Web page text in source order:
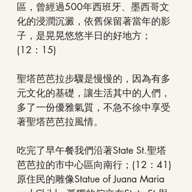
區，曾經過500年西班牙、墨西哥文
化的浸潤沉澱，依舊保留著當年的影
子，是晃晃悠悠半日的好地方；
(12：15)
聖塔芭芭拉步驟是慢慢的，因為有多
元文化的基礎，讓生活其中的人們，
多了一份優雅氣質，不急不徐中享受
著聖塔芭芭拉風情。
吃完了早午餐我們沿著State St.聖塔
芭芭拉的市中心區向南行；(12：41)
原住民的雕像Statue of Juana Maria